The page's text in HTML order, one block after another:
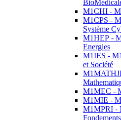
M1CHI -
M1CPS -
Système
M1HEP -
Energies
M1IES -
et Société
M1MEC -
M1MIE -
M1MPRI -